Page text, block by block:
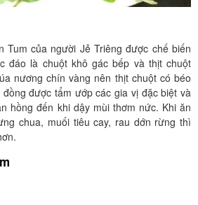
Tum của người Jẻ Triêng được chế biến
đáo là chuột khô gác bếp và thịt chuột
nương chín vàng nên thịt chuột có béo
được tẩm ướp các gia vị đặc biệt và
hồng đến khi dậy mùi thơm nức. Khi ăn
chua, muối tiêu cay, rau dớn rừng thì